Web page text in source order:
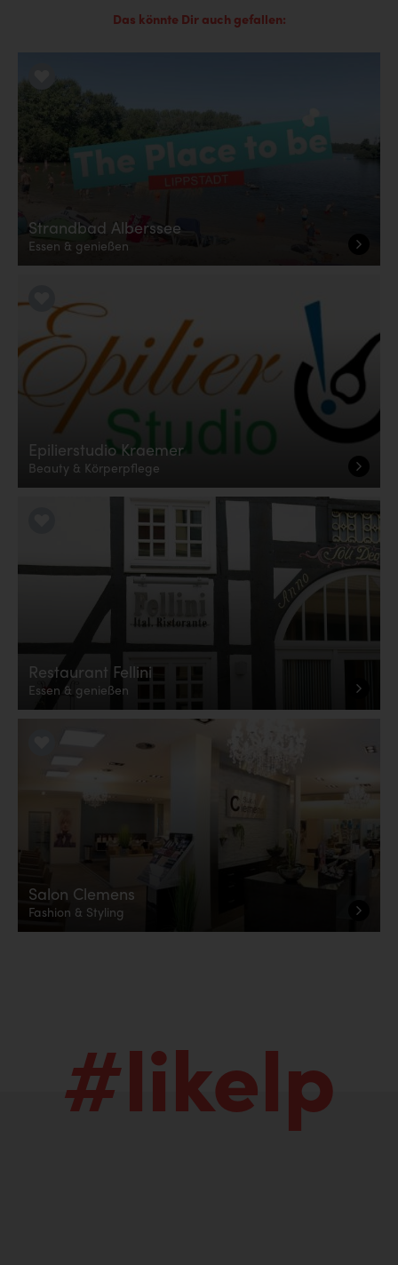
Das könnte Dir auch gefallen:
Strandbad Alberssee
Essen & genießen
Epilierstudio Kraemer
Beauty & Körperpflege
Restaurant Fellini
Essen & genießen
Salon Clemens
Fashion & Styling
#likelp